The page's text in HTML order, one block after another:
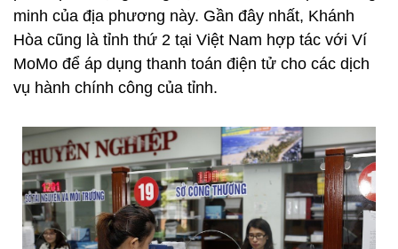
minh của địa phương này. Gần đây nhất, Khánh
Hòa cũng là tỉnh thứ 2 tại Việt Nam hợp tác với Ví
MoMo để áp dụng thanh toán điện tử cho các dịch
vụ hành chính công của tỉnh.